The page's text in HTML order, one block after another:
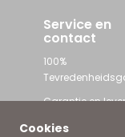
Cookies
Service en
contact
100%
Garantie en
Contact met